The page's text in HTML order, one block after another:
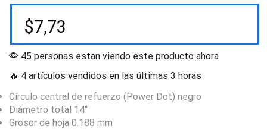
$7,73
45 personas estan viendo este producto ahora
🔥 4 artículos vendidos en las últimas 3 horas
Círculo central de refuerzo (Power Dot) negro
Diámetro total 14″
Grosor de hoja 0.188 mm